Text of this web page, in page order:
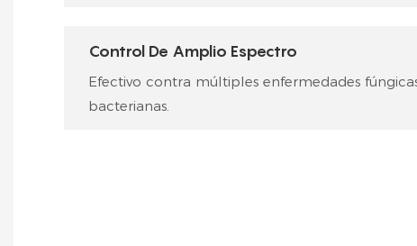
Control De Amplio Espectro
Efectivo contra múltiples enfermedades
bacterianas.